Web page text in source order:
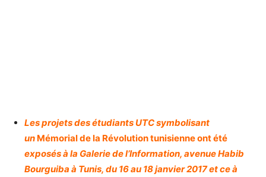
Les projets des étudiants UTC symbolisant
un Mémorial de la Révolution tunisienne ont été
exposés à la Galerie de l’Information, avenue Habib
Bourguiba à Tunis, du 16 au 18 janvier 2017 et ce à